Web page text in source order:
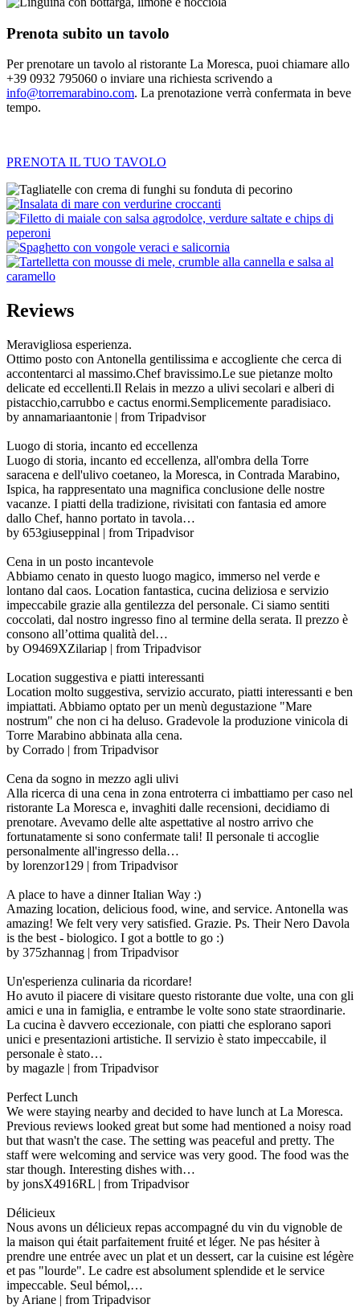
Prenota subito un tavolo
Per prenotare un tavolo al ristorante La Moresca, puoi chiamare allo
+39 0932 795060 o inviare una richiesta scrivendo a
info@torremarabino.com. La prenotazione verrà confermata in beve
tempo.
PRENOTA IL TUO TAVOLO
Reviews
Meravigliosa esperienza.
Ottimo posto con Antonella gentilissima e accogliente che cerca di
accontentarci al massimo.Chef bravissimo.Le sue pietanze molto
delicate ed eccellenti.Il Relais in mezzo a ulivi secolari e alberi di
pistacchio,carrubbo e cactus enormi.Semplicemente paradisiaco.
by annamariaantonie | from Tripadvisor
Luogo di storia, incanto ed eccellenza
Luogo di storia, incanto ed eccellenza, all'ombra della Torre
saracena e dell'ulivo coetaneo, la Moresca, in Contrada Marabino,
Ispica, ha rappresentato una magnifica conclusione delle nostre
vacanze. I piatti della tradizione, rivisitati con fantasia ed amore
dallo Chef, hanno portato in tavola…
by 653giuseppinal | from Tripadvisor
Cena in un posto incantevole
Abbiamo cenato in questo luogo magico, immerso nel verde e
lontano dal caos. Location fantastica, cucina deliziosa e servizio
impeccabile grazie alla gentilezza del personale. Ci siamo sentiti
coccolati, dal nostro ingresso fino al termine della serata. Il prezzo è
consono all’ottima qualità del…
by O9469XZilariap | from Tripadvisor
Location suggestiva e piatti interessanti
Location molto suggestiva, servizio accurato, piatti interessanti e ben
impiattati. Abbiamo optato per un menù degustazione "Mare
nostrum" che non ci ha deluso. Gradevole la produzione vinicola di
Torre Marabino abbinata alla cena.
by Corrado | from Tripadvisor
Cena da sogno in mezzo agli ulivi
Alla ricerca di una cena in zona entroterra ci imbattiamo per caso nel
ristorante La Moresca e, invaghiti dalle recensioni, decidiamo di
prenotare. Avevamo delle alte aspettative al nostro arrivo che
fortunatamente si sono confermate tali! Il personale ti accoglie
personalmente all'ingresso della…
by lorenzor129 | from Tripadvisor
A place to have a dinner Italian Way :)
Amazing location, delicious food, wine, and service. Antonella was
amazing! We felt very very satisfied. Grazie. Ps. Their Nero Davola
is the best - biologico. I got a bottle to go :)
by 375zhannag | from Tripadvisor
Un'esperienza culinaria da ricordare!
Ho avuto il piacere di visitare questo ristorante due volte, una con gli
amici e una in famiglia, e entrambe le volte sono state straordinarie.
La cucina è davvero eccezionale, con piatti che esplorano sapori
unici e presentazioni artistiche. Il servizio è stato impeccabile, il
personale è stato…
by magazle | from Tripadvisor
Perfect Lunch
We were staying nearby and decided to have lunch at La Moresca.
Previous reviews looked great but some had mentioned a noisy road
but that wasn't the case. The setting was peaceful and pretty. The
staff were welcoming and service was very good. The food was the
star though. Interesting dishes with…
by jonsX4916RL | from Tripadvisor
Délicieux
Nous avons un délicieux repas accompagné du vin du vignoble de
la maison qui était parfaitement fruité et léger. Ne pas hésiter à
prendre une entrée avec un plat et un dessert, car la cuisine est légère
et pas "lourde". Le cadre est absolument splendide et le service
impeccable. Seul bémol,…
by Ariane | from Tripadvisor